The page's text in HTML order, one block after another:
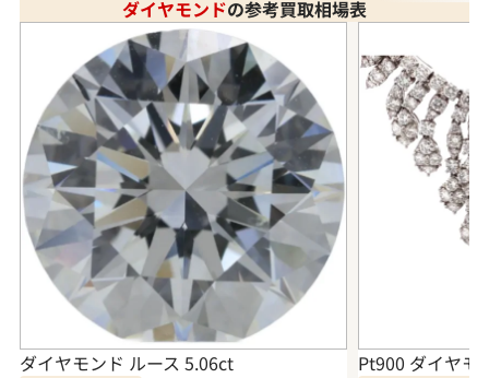
ダイヤモンドの参考買取相場表
ダイヤモンド ルース 5.06ct
Pt900 ダイヤモ